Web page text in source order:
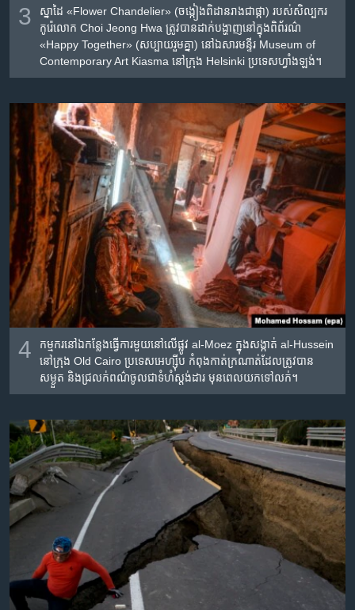
3
ស្នាដៃ​ «Flower Chandelier» (ចង្កៀងពិដាន​រាង​ជាផ្កា) របស់​សិល្បករ​
កូរ៉េ​លោក Choi Jeong Hwa ត្រូវ​បាន​ដាក់​បង្ហាញ​នៅ​ក្នុង​ពិព័រណ៌
«Happy Together» (សប្បាយរួមគ្នា) នៅ​ឯសារមន្ទីរ​ Museum of
Contemporary Art Kiasma នៅ​ក្រុង Helsinki ប្រទេស​ហ្វាំងឡង់។
4
កម្មករ​នៅ​ឯ​កន្លែងធ្វើការ​មួយ​នៅ​លើ​ផ្លូវ al-Moez ក្នុង​សង្កាត់ al-Hussein
នៅ​ក្រុង Old Cairo ប្រទេស​អេហ្ស៊ីប កំពុង​កាត់​ក្រណាត់​ដែល​ត្រូវ​បាន​
សម្ងួត និង​ជ្រលក់​ពណ៌​ចូល​ជា​ទំហំ​ស្តង់ដារ​ មុនពេល​យក​ទៅ​លក់។